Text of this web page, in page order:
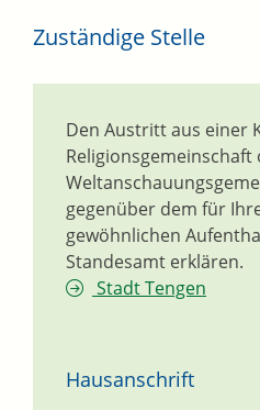
Zuständige Stelle
Den Austritt aus einer
Religionsgemeinschaft
gegenüber dem für
gewöhnlichen
Standesamt erklären.
Stadt Tengen
Hausanschrift